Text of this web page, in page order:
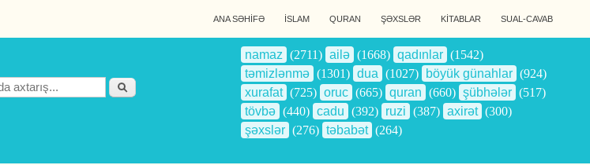
ANA SƏHİFƏ İSLAM QURAN ŞƏXSLƏR KİTABLAR SUAL-CAVAB
form
namaz (2711) ailə (1668) qadınlar (1542)
təmizlənmə (1301) dua (1027) böyük günahlar (924)
xurafat (725) oruc (665) quran (660) şübhələr (517)
tövbə (440) cadu (392) ruzi (387) axirət (300)
şəxslər (276) təbabət (264)